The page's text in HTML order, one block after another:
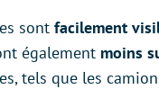
sont facilement
également moins
tels que les